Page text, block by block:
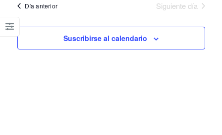
Día anterior Siguiente día
Suscribirse al calendario